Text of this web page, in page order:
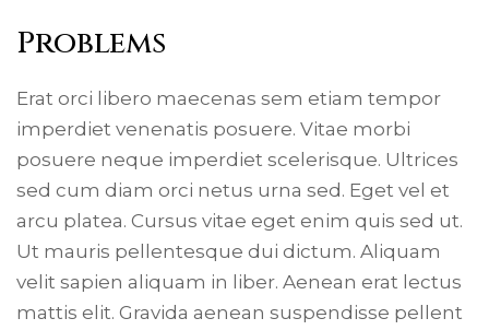
Problems
Erat orci libero maecenas sem etiam tempor
imperdiet venenatis posuere. Vitae morbi
posuere neque imperdiet scelerisque. Ultrices
sed cum diam orci netus urna sed. Eget vel et
arcu platea. Cursus vitae eget enim quis sed ut.
Ut mauris pellentesque dui dictum. Aliquam
velit sapien aliquam in liber. Aenean erat lectus
mattis elit. Gravida aenean suspendisse pellent